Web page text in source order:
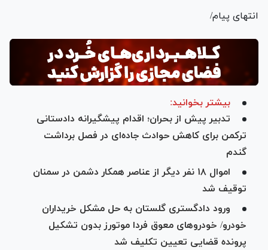
انتهای پیام/
بیشتر بخوانید:
تدبیر پیش از بحران؛ اقدام پیشگیرانه دادستانی
ترکمن برای کاهش حوادث جاده‌ای در فصل برداشت
گندم
اموال ۱۸ نفر دیگر از عناصر همکار دشمن در سمنان
توقیف شد
ورود دادگستری گلستان به حل مشکل خریداران
خودرو/ خودرو‌های معوق فردا موتورز بدون تشکیل
پرونده قضایی تعیین تکلیف شد